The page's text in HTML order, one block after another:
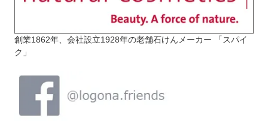
創業1862年、会社設立1928年の老舗石けんメーカー 「スパイ
ク」